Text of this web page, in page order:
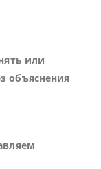
или
объяснения